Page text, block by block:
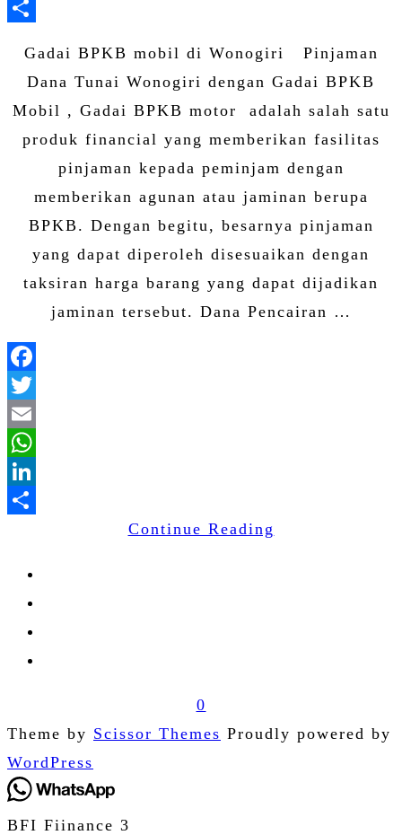
Gadai BPKB mobil di Wonogiri Pinjaman
Dana Tunai Wonogiri dengan Gadai BPKB
Mobil , Gadai BPKB motor adalah salah satu
produk financial yang memberikan fasilitas
pinjaman kepada peminjam dengan
memberikan agunan atau jaminan berupa
BPKB. Dengan begitu, besarnya pinjaman
yang dapat diperoleh disesuaikan dengan
taksiran harga barang yang dapat dijadikan
jaminan tersebut. Dana Pencairan …
Share
Continue Reading
0
Theme by Scissor Themes Proudly powered by
WordPress
BFI Fiinance 3